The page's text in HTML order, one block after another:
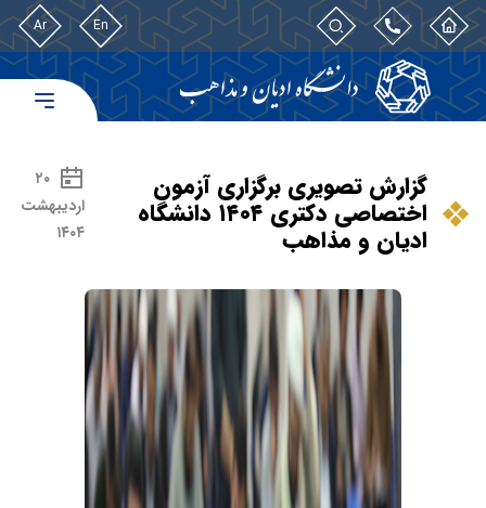
En
Ar
گزارش تصویری برگزاری آزمون
اختصاصی دکتری ۱۴۰۴ دانشگاه
ادیان و مذاهب
۲۰
اردیبهشت
۱۴۰۴